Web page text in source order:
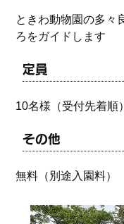
ときわ動物園の多々
ろをガイドします
定員
10名様（受付先着順）
その他
無料（別途入園料）